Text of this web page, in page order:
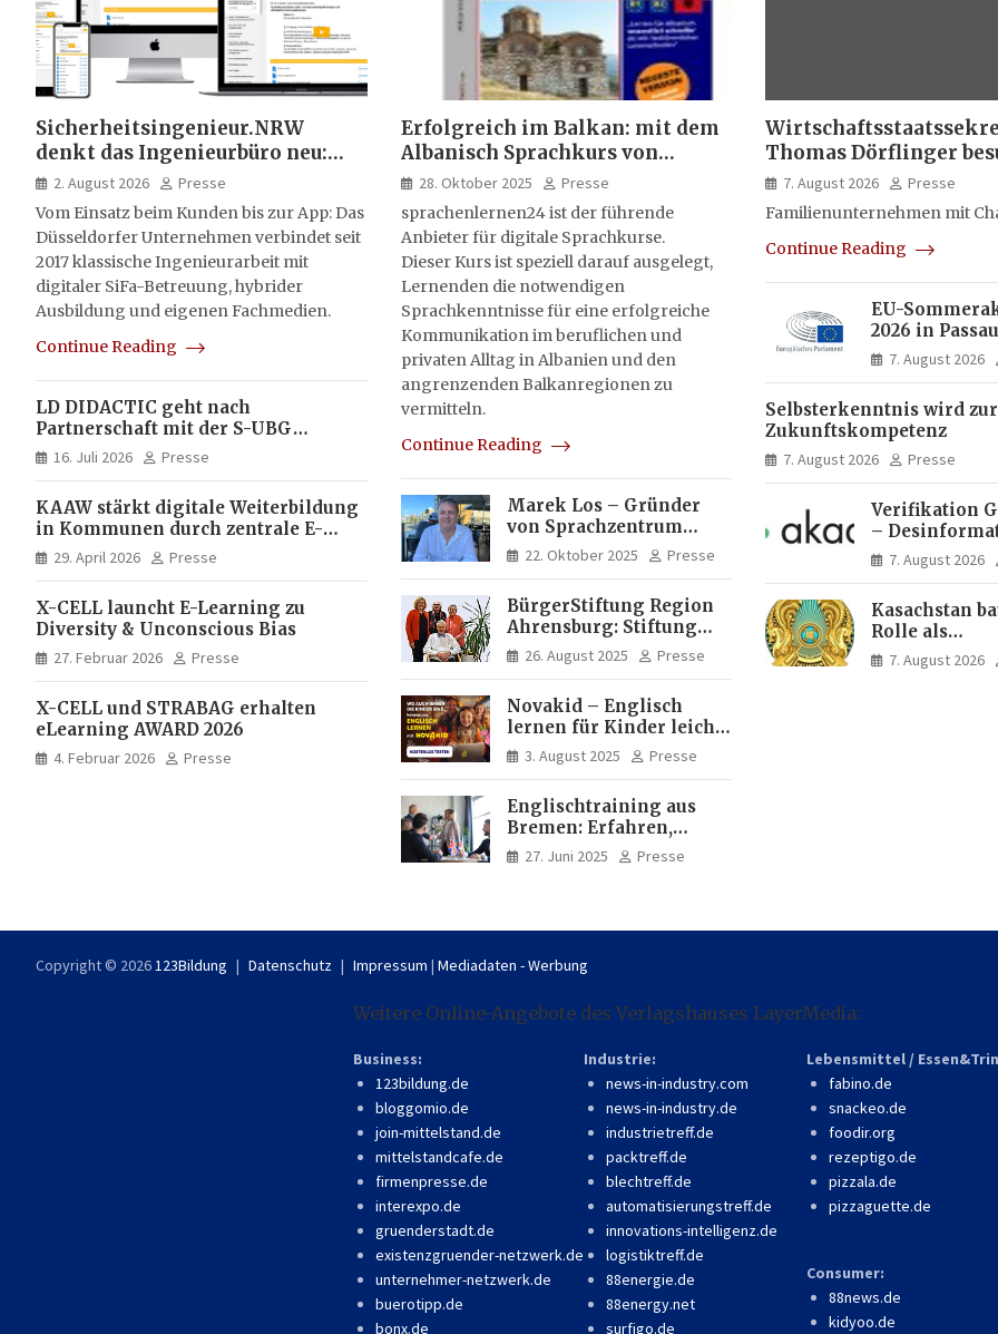
Sicherheitsingenieur.NRW
denkt das Ingenieurbüro neu:
HSE-Beratung wird digital,
hybrid und multimedial
2. August 2026
Presse
Vom Einsatz beim Kunden bis zur App: Das
Düsseldorfer Unternehmen verbindet seit
2017 klassische Ingenieurarbeit mit
digitaler SiFa-Betreuung, hybrider
Ausbildung und eigenen Fachmedien.
Continue Reading
LD DIDACTIC geht nach
Partnerschaft mit der S-UBG
vollständig in Unternehmerhand
16. Juli 2026 Presse
KAAW stärkt digitale Weiterbildung
in Kommunen durch zentrale E-
Learning Plattform von X-CELL
29. April 2026 Presse
X-CELL launcht E-Learning zu
Diversity & Unconscious Bias
27. Februar 2026 Presse
X-CELL und STRABAG erhalten
eLearning AWARD 2026
4. Februar 2026 Presse
Erfolgreich im Balkan: mit dem
Albanisch Sprachkurs von
sprachenlernen24
28. Oktober 2025
Presse
sprachenlernen24 ist der führende
Anbieter für digitale Sprachkurse.
Dieser Kurs ist speziell darauf ausgelegt,
Lernenden die notwendigen
Sprachkenntnisse für eine erfolgreiche
Kommunikation im beruflichen und
privaten Alltag in Albanien und den
angrenzenden Balkanregionen zu
vermitteln.
Continue Reading
Marek Los – Gründer
von Sprachzentrum
Moose, Moose Casa
Italia und Apartamento
Experte für Bildung und
Investitionen in
Brasilien
22. Oktober 2025 Presse
BürgerStiftung Region
Ahrensburg: Stiftung
Dietrich+Gudrun Maaß
fördert
Frauen
26. August 2025 Presse
Novakid – Englisch
lernen für Kinder leicht
gemacht
3. August 2025 Presse
Englischtraining aus
Bremen: Erfahren,
professionell, online
zugänglich
27. Juni 2025 Presse
Thomas Dörflinger
Handwerksbetrieb im
Kammerbezirk Freiburg
7. August 2026
Presse
Familienunternehmen mit
Continue Reading
EU-
2026 in
Menschen
Ideen für
7. August 2026
Selbsterkenntnis wird zur
Zukunftskompetenz
7. August 2026 Presse
Verifikation
–
Fake News,
Inhalte | dpa-
7. August 2026
Kasachstan
Rolle als
zwischen
7. August 2026
Copyright © 2026123Bildung Datenschutz Impressum | Mediadaten - Werbung
Weitere Online-Angebote des Verlagshauses LayerMedia:
Business:
123bildung.de
bloggomio.de
join-mittelstand.de
mittelstandcafe.de
firmenpresse.de
interexpo.de
gruenderstadt.de
existenzgruender-netzwerk.de
unternehmer-netzwerk.de
buerotipp.de
bonx.de
Industrie:
news-in-industry.com
news-in-industry.de
industrietreff.de
packtreff.de
blechtreff.de
automatisierungstreff.de
innovations-intelligenz.de
logistiktreff.de
88energie.de
88energy.net
surfigo.de
Lebensmittel /
fabino.de
snackeo.de
foodir.org
rezeptigo.de
pizzala.de
pizzaguette.de
Consumer:
88news.de
kidyoo.de